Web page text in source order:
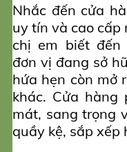
Nhắc đến cửa
uy tín và cao cấp
chị em biết đến
đơn vị đang sở
hứa hẹn còn mở
khác. Cửa hàng
mát, sang trọng
quầy kệ, sắp xếp